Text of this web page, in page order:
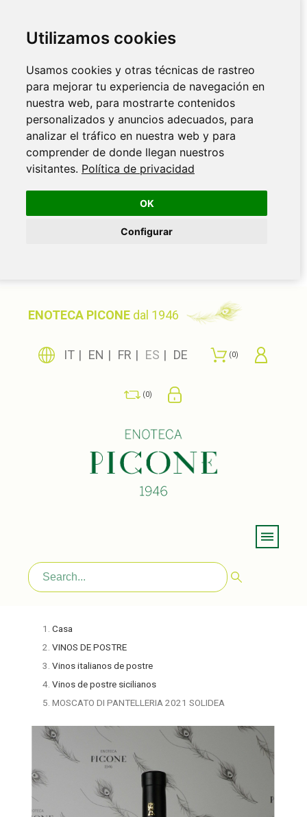
Utilizamos cookies
Usamos cookies y otras técnicas de rastreo
para mejorar tu experiencia de navegación en
nuestra web, para mostrarte contenidos
personalizados y anuncios adecuados, para
analizar el tráfico en nuestra web y para
comprender de donde llegan nuestros
visitantes. Política de privacidad
OK
Configurar
ENOTECA PICONE dal 1946
IT EN FR ES DE 0
0
Casa
VINOS DE POSTRE
Vinos italianos de postre
Vinos de postre sicilianos
MOSCATO DI PANTELLERIA 2021 SOLIDEA